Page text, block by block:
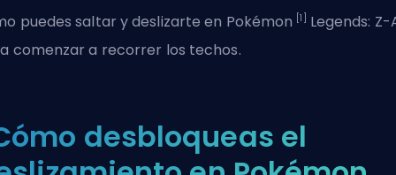
puedes saltar y deslizarte en Pokémon [1]
Legends: Z-
comenzar a recorrer los techos.
desbloqueas el